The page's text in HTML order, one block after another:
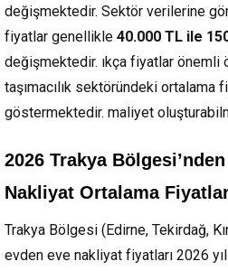
değişmektedir. Sektör verilerine
fiyatlar genellikle 40.000 TL ile
değişmektedir. ıkça fiyatlar önemli
taşımacılık sektöründeki ortalama
göstermektedir. maliyet
2026 Trakya
Nakliyat Ortalama
Trakya Bölgesi (Edirne, Tekirdağ,
evden eve nakliyat fiyatları 2026